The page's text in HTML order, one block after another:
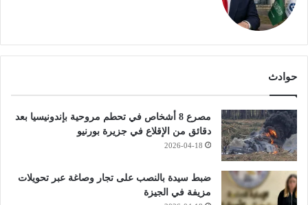
حوادث
مصرع 8 أشخاص في تحطم مروحية بإندونيسيا بعد
دقائق من الإقلاع في جزيرة بورنيو
2026-04-18
ضبط سيدة بالنصب على تجار وصاغة عبر تحويلات
مزيفة في الجيزة